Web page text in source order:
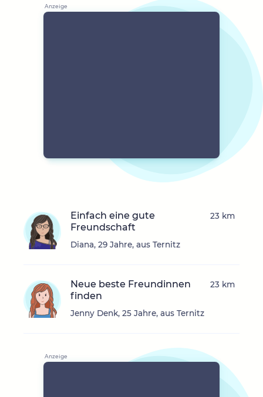
Einfach eine gute
Freundschaft
Diana, 29 Jahre, aus Ternitz
23 km
Neue beste Freundinnen
finden
Jenny Denk, 25 Jahre, aus Ternitz
23 km